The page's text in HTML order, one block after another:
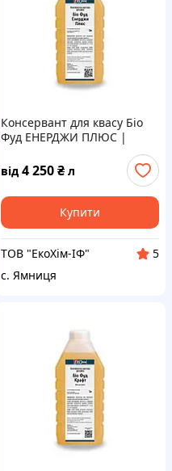
Консервант для квасу Біо
Фуд ЕНЕРДЖИ ПЛЮС |
бродіння | 1 літр
від 4 250₴ л
Купити
ТОВ "ЕкоХім-ІФ"
5
с. Ямниця